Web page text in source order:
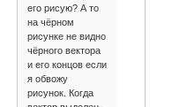
его рисую? А то
на чёрном
рисунке не видно
чёрного вектора
и его концов если
я обвожу
рисунок. Когда